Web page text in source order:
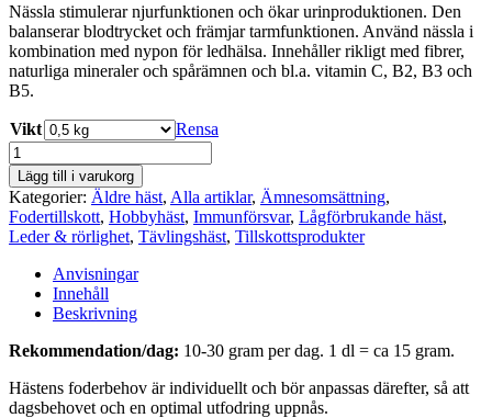
Nässla stimulerar njurfunktionen och ökar urinproduktionen. Den
balanserar blodtrycket och främjar tarmfunktionen. Använd nässla i
kombination med nypon för ledhälsa. Innehåller rikligt med fibrer,
naturliga mineraler och spårämnen och bl.a. vitamin C, B2, B3 och
B5.
Vikt
Rensa
Nässla
FortiNut
mängd
Lägg till i varukorg
Kategorier: Äldre häst, Alla artiklar, Ämnesomsättning,
Fodertillskott, Hobbyhäst, Immunförsvar, Lågförbrukande häst,
Leder & rörlighet, Tävlingshäst, Tillskottsprodukter
Anvisningar
Innehåll
Beskrivning
Rekommendation/dag: 10-30 gram per dag. 1 dl = ca 15 gram.
Hästens foderbehov är individuellt och bör anpassas därefter, så att
dagsbehovet och en optimal utfodring uppnås.